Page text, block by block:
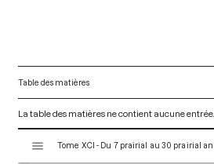
Table des matières
La table des matières ne contient aucune entrée.